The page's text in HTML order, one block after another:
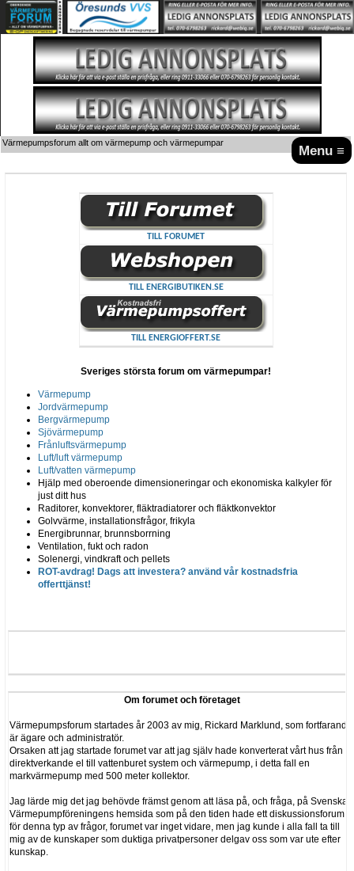
Menu ≡
Värmepumpsforum allt om värmepump och värmepumpar
TILL FORUMET
TILL ENERGIBUTIKEN.SE
TILL ENERGIOFFERT.SE
Sveriges största forum om värmepumpar!
Värmepump
Jordvärmepump
Bergvärmepump
Sjövärmepump
Frånluftsvärmepump
Luft/luft värmepump
Luft/vatten värmepump
Hjälp med oberoende dimensioneringar och ekonomiska kalkyler för
just ditt hus
Raditorer, konvektorer, fläktradiatorer och fläktkonvektor
Golvvärme, installationsfrågor, frikyla
Energibrunnar, brunnsborrning
Ventilation, fukt och radon
Solenergi, vindkraft och pellets
ROT-avdrag! Dags att investera? använd vår kostnadsfria
offerttjänst!
Om forumet och företaget
Värmepumpsforum startades år 2003 av mig, Rickard Marklund, som fortfarande
är ägare och administratör.
Orsaken att jag startade forumet var att jag själv hade konverterat vårt hus från
direktverkande el till vattenburet system och värmepump, i detta fall en
markvärmepump med 500 meter kollektor.
Jag lärde mig det jag behövde främst genom att läsa på, och fråga, på Svenska
Värmepumpföreningens hemsida som på den tiden hade ett diskussionsforum
för denna typ av frågor, forumet var inget vidare, men jag kunde i alla fall ta till
mig av de kunskaper som duktiga privatpersoner delgav oss som var ute efter
kunskap.